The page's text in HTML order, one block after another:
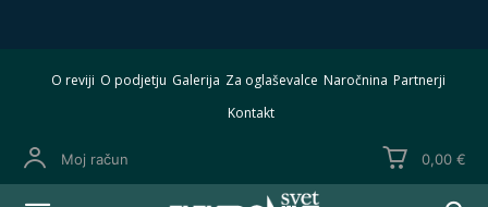
O reviji O podjetju Galerija Za oglaševalce Naročnina Partnerji
Kontakt
Moj račun 0,00 €